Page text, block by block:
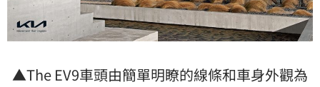
▲The EV9車頭由簡單明瞭的線條和車身外觀為